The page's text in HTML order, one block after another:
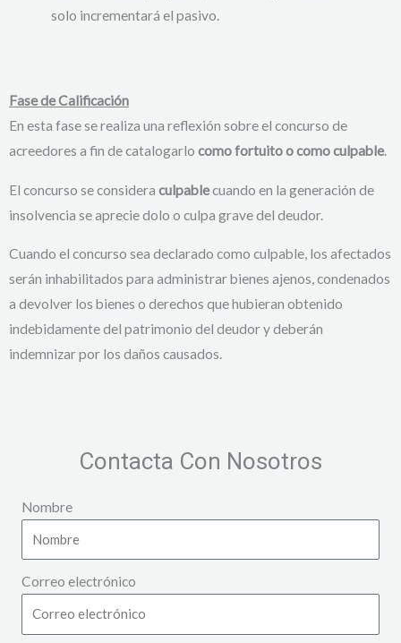
solo incrementará el pasivo.
Fase de Calificación
En esta fase se realiza una reflexión sobre el concurso de
acreedores a fin de catalogarlo como fortuito o como culpable.
El concurso se considera culpablecuando en la generación de
insolvencia se aprecie dolo o culpa grave del deudor.
Cuando el concurso sea declarado como culpable, los afectados
serán inhabilitados para administrar bienes ajenos, condenados
a devolver los bienes o derechos que hubieran obtenido
indebidamente del patrimonio del deudor y deberán
indemnizar por los daños causados.
Contacta Con Nosotros
Nombre
Correo electrónico